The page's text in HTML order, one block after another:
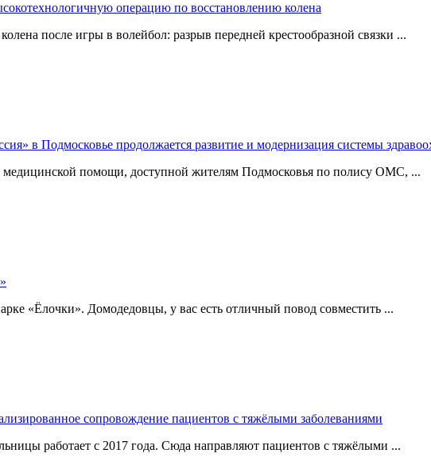
операцию по восстановлению колена
после игры в волейбол: разрыв передней крестообразной связки ...
в Подмосковье продолжается развитие и модернизация системы
медицинской помощи, доступной жителям Подмосковья по полису ОМС, ...
«Ёлочки». Домодедовцы, у вас есть отличный повод совместить ...
сопровождение пациентов с тяжёлыми заболеваниями
работает с 2017 года. Сюда направляют пациентов с тяжёлыми ...